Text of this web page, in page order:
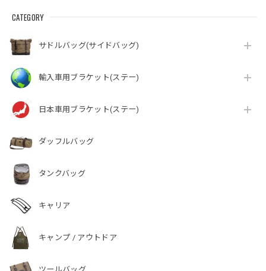
CATEGORY
サドルバッグ(サイドバッグ)
輸入車用ブラケット(ステー)
日本車用ブラケット(ステー)
ダッフルバッグ
タンクバッグ
キャリア
キャンプ / アウトドア